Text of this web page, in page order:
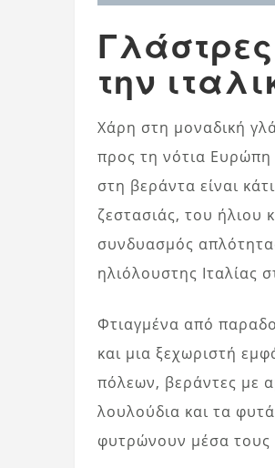
την
Χάρη στη μοναδική
προς τη νότια Ευρώπη
στη βεράντα είναι
ζεστασιάς, του ήλιου
συνδυασμός
ηλιόλουστης Ιταλίας
Φτιαγμένα από
και μια ξεχωριστή
πόλεων, βεράντες με
λουλούδια και τα
φυτρώνουν μέσα τους